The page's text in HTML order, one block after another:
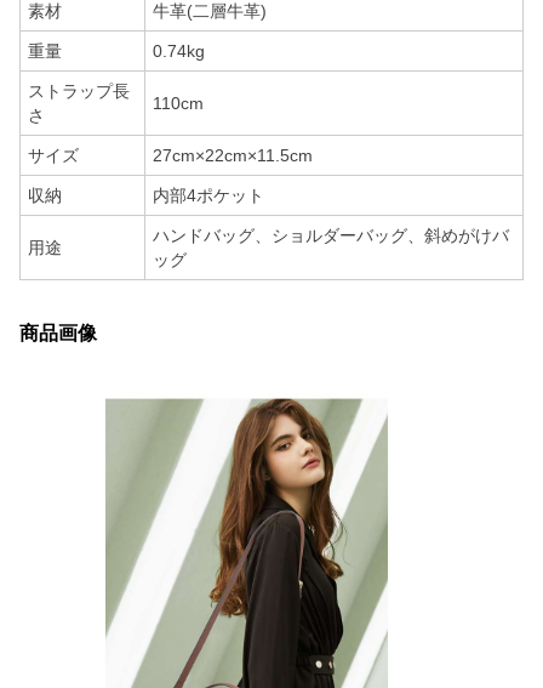
素材 牛革(二層牛革)
重量 0.74kg
ストラップ長
さ
110cm
サイズ 27cm×22cm×11.5cm
収納 内部4ポケット
用途
ハンドバッグ、ショルダーバッグ、斜めがけバ
ッグ
商品画像